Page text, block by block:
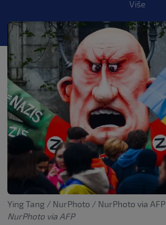
Više
Ying Tang / NurPhoto / NurPhoto via AFP
NurPhoto via AFP